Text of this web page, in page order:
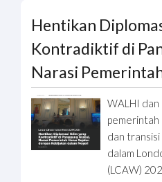
Hentikan
Kontradiktif di
Narasi
WALHI dan
pemerintah
dan transisi
dalam
(LCAW)